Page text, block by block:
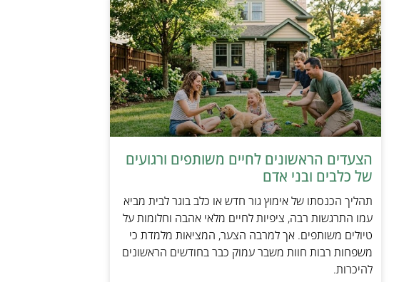
הצעדים הראשונים לחיים משותפים ורגועים
של כלבים ובני אדם
תהליך הכנסתו של אימוץ גור חדש או כלב בוגר לבית מביא
עמו התרגשות רבה, ציפיות לחיים מלאי אהבה וחלומות על
טיולים משותפים. אך למרבה הצער, המציאות מלמדת כי
משפחות רבות חוות משבר עמוק כבר בחודשים הראשונים
להיכרות.